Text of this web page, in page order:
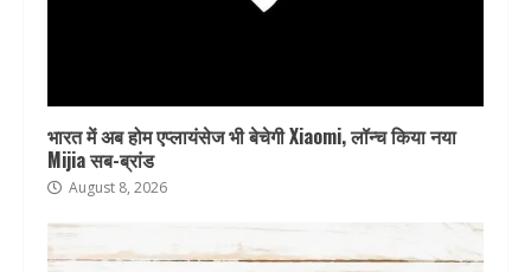
भारत में अब होम एप्लायंसेज भी बेचेगी Xiaomi, लॉन्च किया नया
Mijia सब-ब्रांड
August 8, 2026